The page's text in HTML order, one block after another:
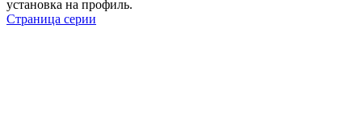
установка на профиль.
Страница серии